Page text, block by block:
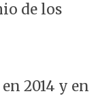
de los
2014 y en